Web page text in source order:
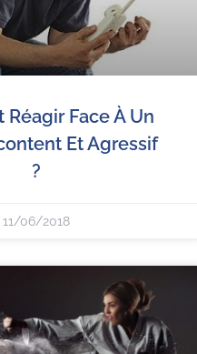
Face À Un
Et Agressif
?
11/06/2018